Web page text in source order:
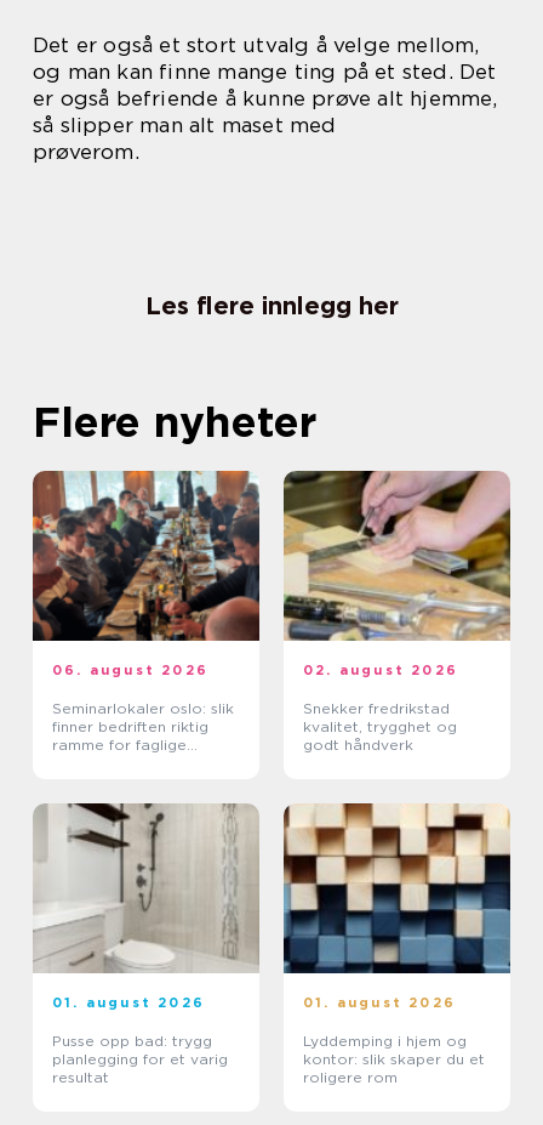
Det er også et stort utvalg å velge mellom,
og man kan finne mange ting på et sted. Det
er også befriende å kunne prøve alt hjemme,
så slipper man alt maset med
prøverom.
Les flere innlegg her
Flere nyheter
06. august 2026
Seminarlokaler oslo: slik
finner bedriften riktig
ramme for faglige
02. august 2026
Snekker fredrikstad
kvalitet, trygghet og
godt håndverk
01. august 2026
Pusse opp bad: trygg
planlegging for et varig
resultat
01. august 2026
Lyddemping i hjem og
kontor: slik skaper du et
roligere rom